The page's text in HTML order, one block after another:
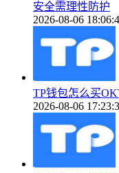
安全需理性防护
2026-08-06
TP钱包怎么买
2026-08-06